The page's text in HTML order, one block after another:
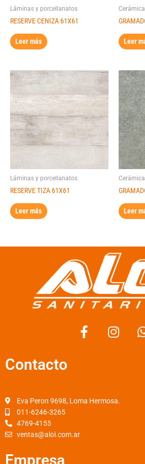
Láminas y porcellanatos
RESERVE CENIZA 61X61
Leer más Leer
Láminas y porcellanatos
RESERVE TIZA 61X61
Leer más Leer
F
a
o
I
n
r
Contacto
Eva Peron 9698, Loma Hermosa.
011-6246-3265
4769-4155
ventas@aloi.com.ar
Empresa